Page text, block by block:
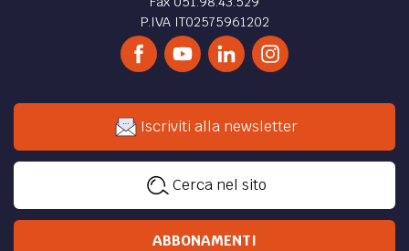
P.IVA IT02575961202
Iscriviti alla newsletter
Cerca nel sito
ABBONAMENTI